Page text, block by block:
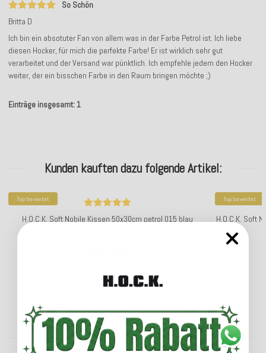
So Schön
Britta D
Ich bin ein absotuter Fan von allem was in der Farbe Petrol ist. Ich liebe
diesen Hocker, für mich die perfekte Farbe! Er ist wirklich sehr gut
verarbeitet und der Versand war pünktlich. Ich empfehle jedem den Hocker
weiter, der ein bisschen Farbe in den Raum bringen möchte ;)
Einträge insgesamt: 1
Kunden kauften dazu folgende Artikel:
Top bewertet
H.O.C.K. Soft Nobile Kissen 50x30cm petrol 015 blau
Top bewertet
H.O.C.K. Soft
ENTDECKEN SIE UNSER SORTIMENT